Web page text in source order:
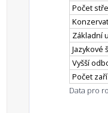
Počet
Základní
Jazykové
Vyšší
Počet
Data pro